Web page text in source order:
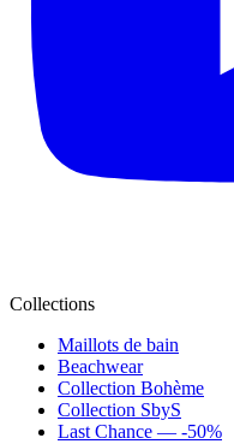
Collections
Maillots de bain
Beachwear
Collection Bohème
Collection SbyS
Last Chance — -50%